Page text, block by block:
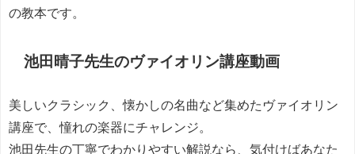
の教本です。
池田晴子先生のヴァイオリン講座動画
美しいクラシック、懐かしの名曲など集めたヴァイオリン
講座で、憧れの楽器にチャレンジ。
池田先生の丁寧でわかりやすい解説なら、気付けばあなた